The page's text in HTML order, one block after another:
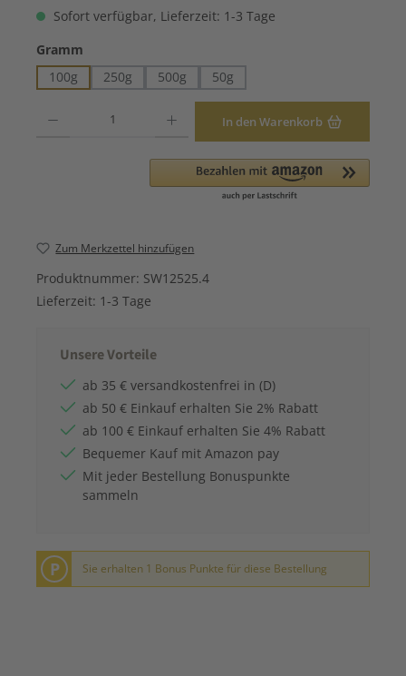
Sofort verfügbar, Lieferzeit: 1-3 Tage
Gramm
100g
250g 500g 50g
In den Warenkorb
Zum Merkzettel hinzufügen
Produktnummer: SW12525.4
Lieferzeit: 1-3 Tage
Unsere Vorteile
ab 35 € versandkostenfrei in (D)
ab 50 € Einkauf erhalten Sie 2% Rabatt
ab 100 € Einkauf erhalten Sie 4% Rabatt
Bequemer Kauf mit Amazon pay
Mit jeder Bestellung Bonuspunkte
sammeln
P Sie erhalten 1 Bonus Punkte für diese Bestellung